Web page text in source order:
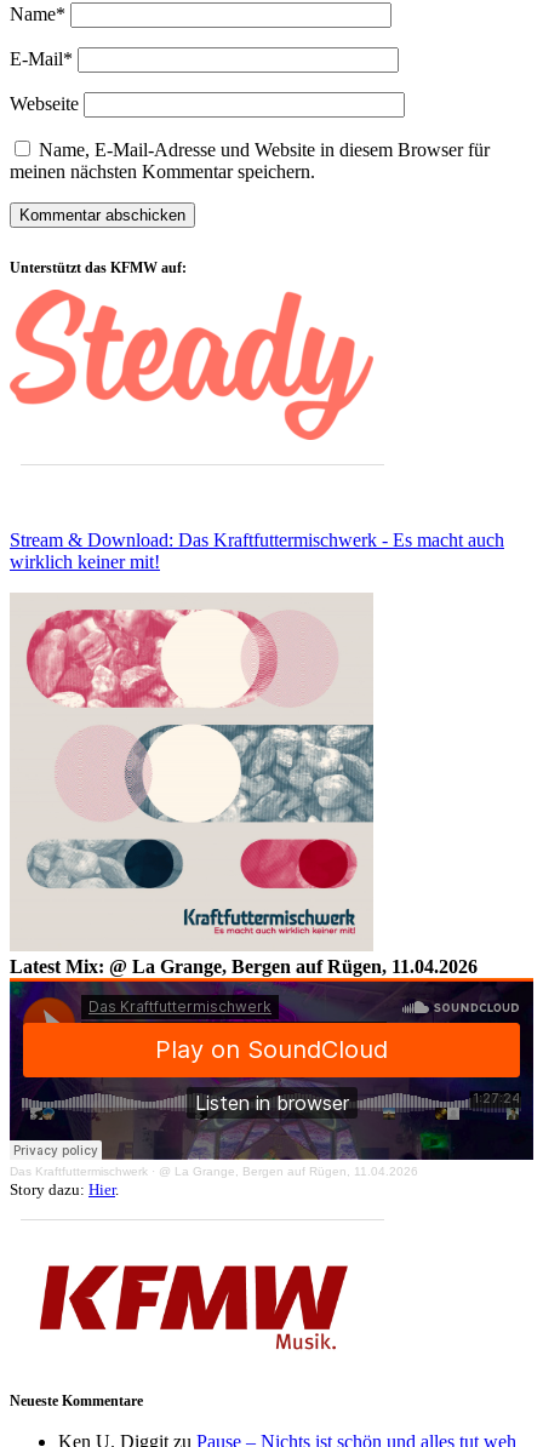
Name*
E-Mail*
Webseite
Name, E-Mail-Adresse und Website in diesem Browser für
meinen nächsten Kommentar speichern.
Sidebar
Unterstützt das KFMW auf:
Stream & Download: Das Kraftfuttermischwerk - Es macht auch
wirklich keiner mit!
Latest Mix: @ La Grange, Bergen auf Rügen, 11.04.2026
Das Kraftfuttermischwerk · @ La Grange, Bergen auf Rügen, 11.04.2026
Story dazu: Hier.
Neueste Kommentare
Ken U. Diggit zu Pause – Nichts ist schön und alles tut weh